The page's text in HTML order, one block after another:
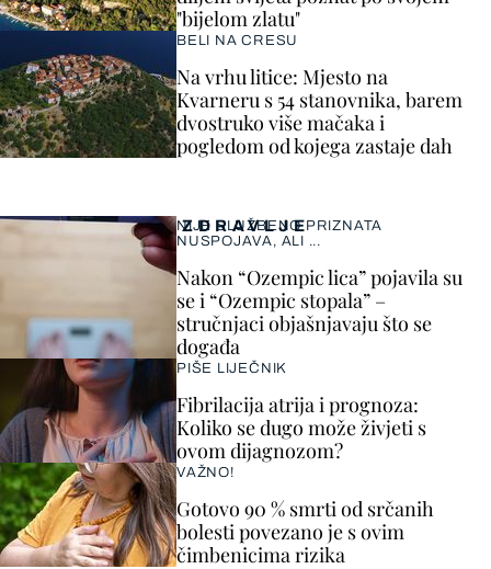
ZDRAVLJE
NIJE SLUŽBENO PRIZNATA
NUSPOJAVA, ALI ...
Nakon “Ozempic lica” pojavila su
se i “Ozempic stopala” –
stručnjaci objašnjavaju što se
događa
PIŠE LIJEČNIK
Fibrilacija atrija i prognoza:
Koliko se dugo može živjeti s
ovom dijagnozom?
VAŽNO!
Gotovo 90 % smrti od srčanih
bolesti povezano je s ovim
čimbenicima rizika
"bijelom zlatu"
BELI NA CRESU
Na vrhu litice: Mjesto na
Kvarneru s 54 stanovnika, barem
dvostruko više mačaka i
pogledom od kojega zastaje dah